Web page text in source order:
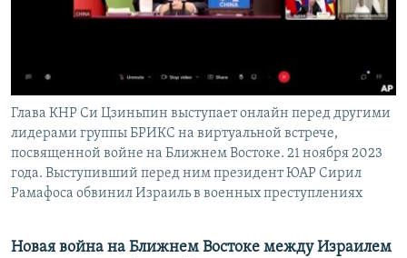
ПОБЕДИТЕЛЕЙ НЕ СУДЯТ?
ELIFBE
УКРАИНСКАЯ ПРОБЛЕМА КРЫМА
ПРИСОЕДИНЯЙТЕСЬ!
Все сайты RFE/RL
Глава КНР Си Цзиньпин выступает онлайн перед другими
лидерами группы БРИКС на виртуальной встрече,
посвященной войне на Ближнем Востоке. 21 ноября 2023
года. Выступивший перед ним президент ЮАР Сирил
Рамафоса обвинил Израиль в военных преступлениях
Новая война на Ближнем Востоке между Израилем